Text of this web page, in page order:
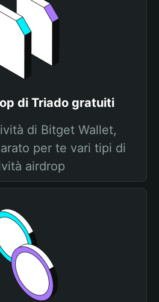
di Triado gratuiti
di Bitget Wallet,
per te vari tipi di
airdrop